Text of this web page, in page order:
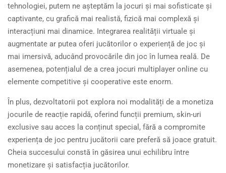
tehnologiei, putem ne așteptăm la jocuri și mai sofisticate și
captivante, cu grafică mai realistă, fizică mai complexă și
interacțiuni mai dinamice. Integrarea realității virtuale și
augmentate ar putea oferi jucătorilor o experiență de joc și
mai imersivă, aducând provocările din joc în lumea reală. De
asemenea, potențialul de a crea jocuri multiplayer online cu
elemente competitive și cooperative este enorm.
În plus, dezvoltatorii pot explora noi modalități de a monetiza
jocurile de reacție rapidă, oferind funcții premium, skin-uri
exclusive sau acces la conținut special, fără a compromite
experiența de joc pentru jucătorii care preferă să joace gratuit.
Cheia succesului constă în găsirea unui echilibru între
monetizare și satisfacția jucătorilor.